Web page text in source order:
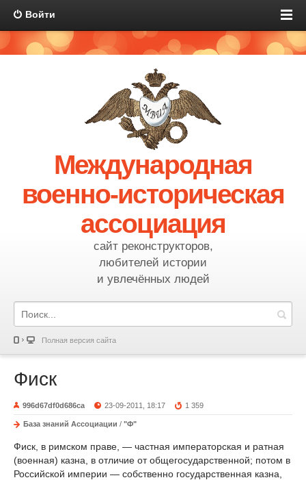
Войти
Международная
военно-историческая
ассоциация
сайт реконструкторов,
любителей истории
и увлечённых людей
Полная версия сайта
Фиск
996d67df0d686ca 23-09-2011, 18:17 1 359
База знаний Ассоциации / "Ф"
Фиск, в римском праве, — частная императорская и ратная
(военная) казна, в отличие от общегосударственной; потом в
Российской империи — собственно государственная казна,